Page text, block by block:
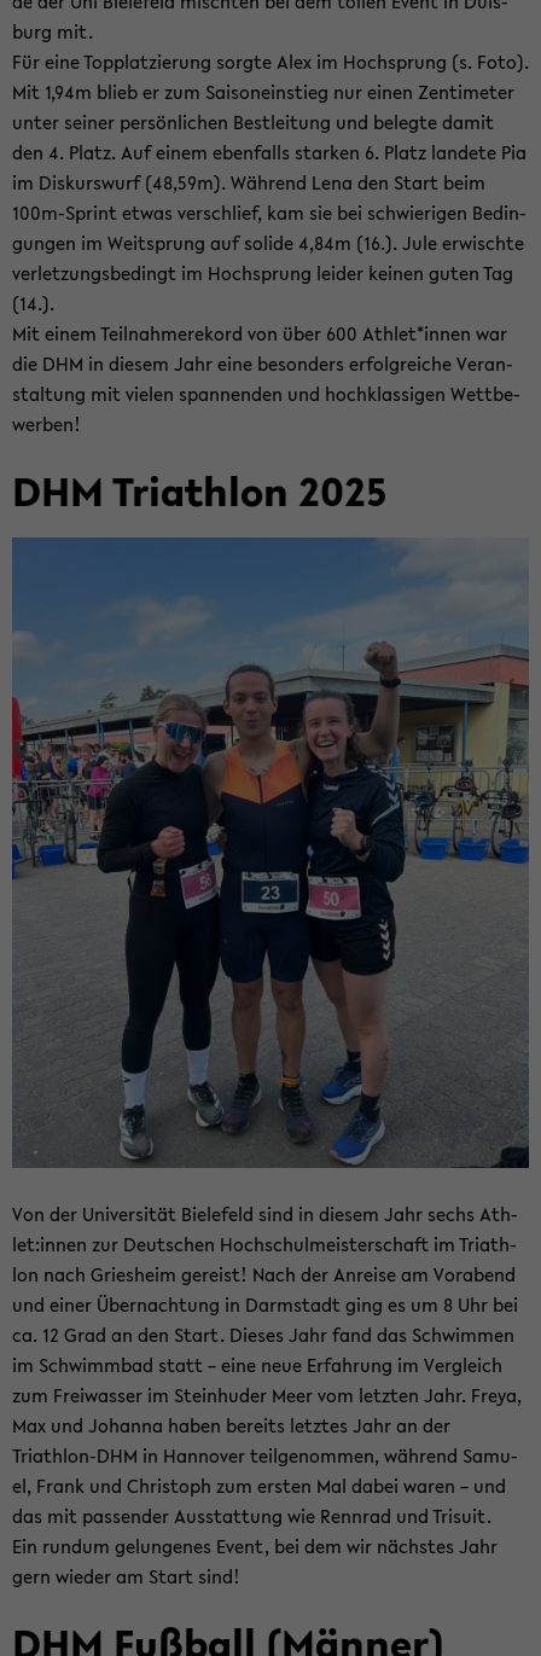
burg mit.
Für eine Topp­lat­zie­rung sorg­te Alex im Hoch­sprung (s. Foto).
Mit 1,94m blieb er zum Sai­son­ein­stieg nur einen Zen­ti­me­ter
unter sei­ner per­sön­li­chen Best­lei­tung und be­leg­te damit
den 4. Platz. Auf einem eben­falls star­ken 6. Platz lan­de­te Pia
im Dis­kurs­wurf (48,59m). Wäh­rend Lena den Start beim
100m-​Sprint etwas ver­schlief, kam sie bei schwie­ri­gen Be­din­
gun­gen im Weit­sprung auf so­li­de 4,84m (16.). Jule er­wisch­te
ver­let­zungs­be­dingt im Hoch­sprung lei­der kei­nen guten Tag
(14.).
Mit einem Teil­nah­mere­kord von über 600 Ath­let*innen war
die DHM in die­sem Jahr eine be­son­ders er­folg­rei­che Ver­an­
stal­tung mit vie­len span­nen­den und hoch­klas­si­gen Wett­be­
wer­ben!
DHM Tri­ath­lon 2025
Von der Uni­ver­si­tät Bie­le­feld sind in die­sem Jahr sechs Ath­
let:innen zur Deut­schen Hoch­schul­meis­ter­schaft im Tri­ath­
lon nach Gries­heim ge­reist! Nach der An­rei­se am Vor­abend
und einer Über­nach­tung in Darm­stadt ging es um 8 Uhr bei
ca. 12 Grad an den Start. Die­ses Jahr fand das Schwim­men
im Schwimm­bad statt – eine neue Er­fah­rung im Ver­gleich
zum Frei­was­ser im Stein­hu­der Meer vom letz­ten Jahr. Freya,
Max und Jo­han­na haben be­reits letz­tes Jahr an der
Triathlon-​DHM in Han­no­ver teil­ge­nom­men, wäh­rend Sa­mu­
el, Frank und Chris­toph zum ers­ten Mal dabei waren – und
das mit pas­sen­der Aus­stat­tung wie Renn­rad und Tri­su­it.
Ein rund­um ge­lun­ge­nes Event, bei dem wir nächs­tes Jahr
gern wie­der am Start sind!
DHM Fuß­ball (Män­ner)